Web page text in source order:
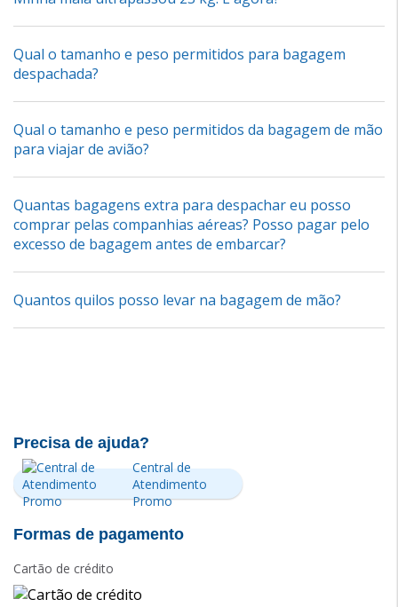
Qual o tamanho e peso permitidos para bagagem
despachada?
Qual o tamanho e peso permitidos da bagagem de mão
para viajar de avião?
Quantas bagagens extra para despachar eu posso
comprar pelas companhias aéreas? Posso pagar pelo
excesso de bagagem antes de embarcar?
Quantos quilos posso levar na bagagem de mão?
Precisa de ajuda?
Central de
Atendimento
Promo
Formas de pagamento
Cartão de crédito